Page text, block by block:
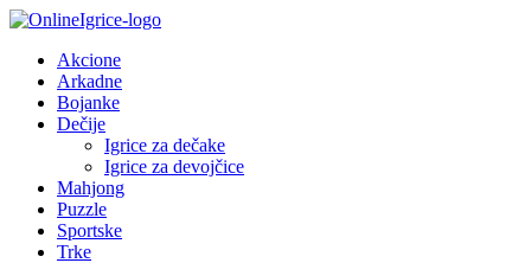
Akcione
Arkadne
Bojanke
Dečije
Igrice za dečake
Igrice za devojčice
Mahjong
Puzzle
Sportske
Trke